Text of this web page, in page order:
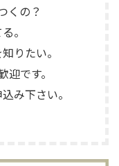
くの？
。
りたい。
です。
み下さい。